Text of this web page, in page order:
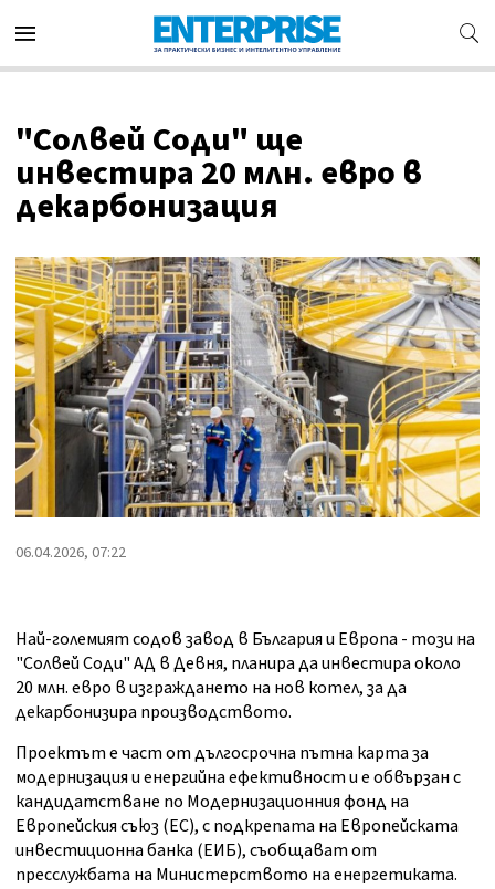
"Солвей Соди" ще
инвестира 20 млн. евро в
декарбонизация
06.04.2026, 07:22
Най-големият содов завод в България и Европа - този на
"Солвей Соди" АД в Девня, планира да инвестира около
20 млн. евро в изграждането на нов котел, за да
декарбонизира производството.
Проектът е част от дългосрочна пътна карта за
модернизация и енергийна ефективност и е обвързан с
кандидатстване по Модернизационния фонд на
Европейския съюз (ЕС), с подкрепата на Европейската
инвестиционна банка (ЕИБ), съобщават от
пресслужбата на Министерството на енергетиката.